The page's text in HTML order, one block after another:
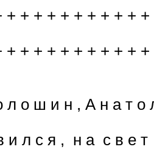
+ + + + + + + + + +
+ + + + + + + + + +
л о ш и н , А н а т
и л с я , н а с в е